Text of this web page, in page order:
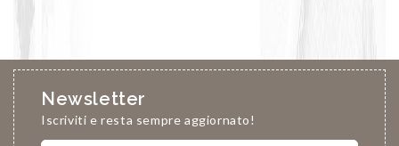
Newsletter
Iscriviti e resta sempre aggiornato!